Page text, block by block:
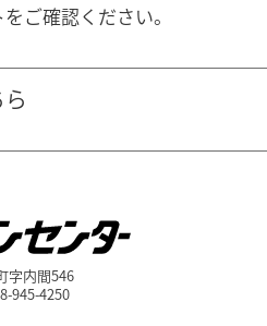
ご確認ください。
字内間546
945-4250